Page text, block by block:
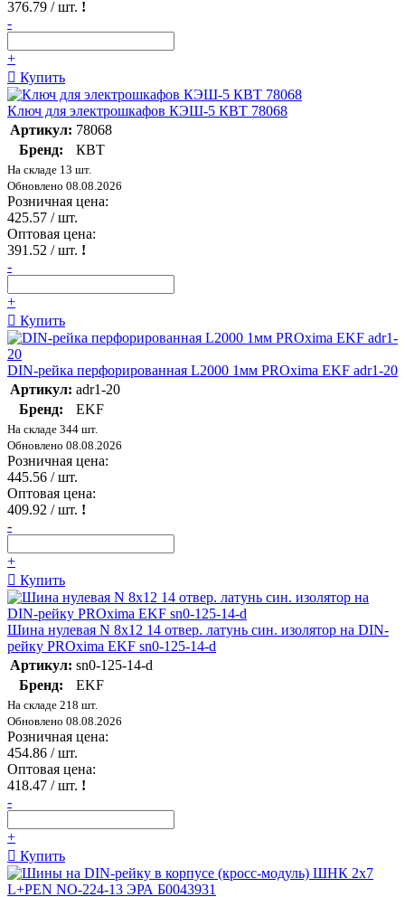
376.79 / шт. !
-
+
Купить
Ключ для электрошкафов КЭШ-5 КВТ 78068
Артикул: 78068
Бренд:
КВТ
На складе 13 шт.
Обновлено 08.08.2026
Розничная цена:
425.57 / шт.
Оптовая цена:
391.52 / шт. !
-
+
Купить
DIN-рейка перфорированная L2000 1мм PROxima EKF adr1-20
Артикул: adr1-20
Бренд:
EKF
На складе 344 шт.
Обновлено 08.08.2026
Розничная цена:
445.56 / шт.
Оптовая цена:
409.92 / шт. !
-
+
Купить
Шина нулевая N 8х12 14 отвер. латунь син. изолятор на DIN-
рейку PROxima EKF sn0-125-14-d
Артикул: sn0-125-14-d
Бренд:
EKF
На складе 218 шт.
Обновлено 08.08.2026
Розничная цена:
454.86 / шт.
Оптовая цена:
418.47 / шт. !
-
+
Купить